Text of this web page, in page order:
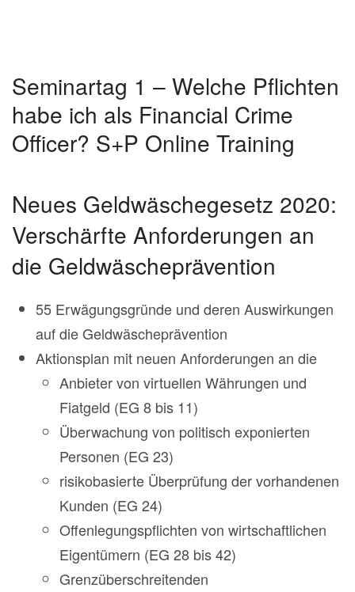
Seminartag 1 – Welche Pflichten
habe ich als Financial Crime
Officer? S+P Online Training
Neues Geldwäschegesetz 2020:
Verschärfte Anforderungen an
die Geldwäscheprävention
55 Erwägungsgründe und deren Auswirkungen
auf die Geldwäscheprävention
Aktionsplan mit neuen Anforderungen an die
Anbieter von virtuellen Währungen und
Fiatgeld (EG 8 bis 11)
Überwachung von politisch exponierten
Personen (EG 23)
risikobasierte Überprüfung der vorhandenen
Kunden (EG 24)
Offenlegungspflichten von wirtschaftlichen
Eigentümern (EG 28 bis 42)
Grenzüberschreitenden